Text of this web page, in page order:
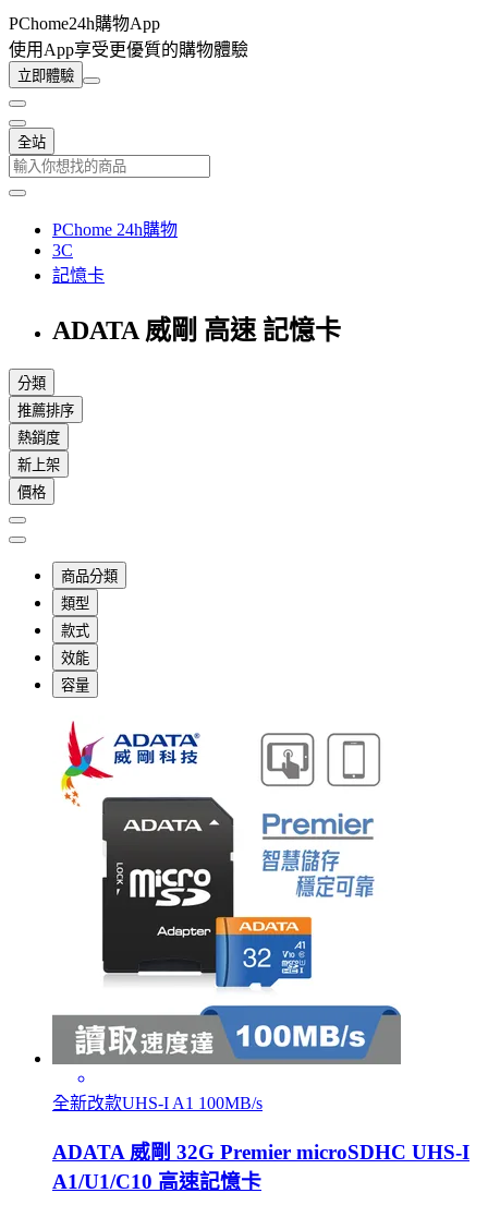
PChome24h購物App
使用App享受更優質的購物體驗
立即體驗
全站
PChome 24h購物
3C
記憶卡
ADATA 威剛 高速 記憶卡
分類
推薦排序
熱銷度
新上架
價格
商品分類
類型
款式
效能
容量
全新改款UHS-I A1 100MB/s
ADATA 威剛 32G Premier microSDHC UHS-I
A1/U1/C10 高速記憶卡